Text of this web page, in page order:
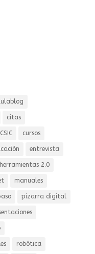
citas
CSIC cursos
entrevista
herramientas 2.0
manuales
pizarra digital
robótica